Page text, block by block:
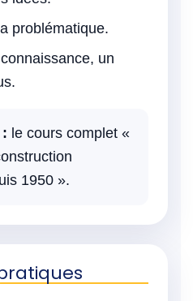
problématique.
un
le cours complet «
1950 ».